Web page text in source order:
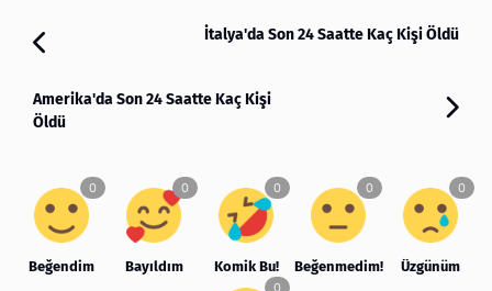
İtalya'da Son 24 Saatte Kaç Kişi Öldü
Amerika'da Son 24 Saatte Kaç Kişi
Öldü
Beğendim Bayıldım Komik Bu! Beğenmedim! Üzgünüm